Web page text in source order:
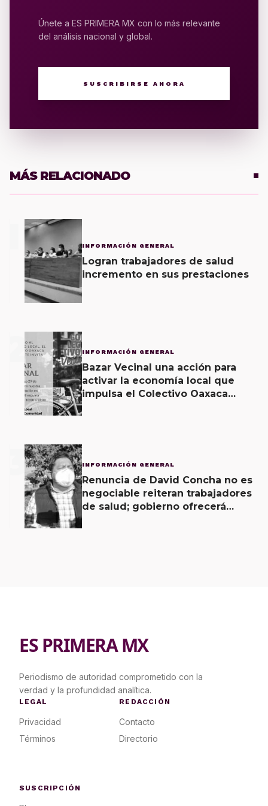
Únete a ES PRIMERA MX con lo más relevante
del análisis nacional y global.
SUSCRIBIRSE AHORA
MÁS RELACIONADO
INFORMACIÓN GENERAL
Logran trabajadores de salud
incremento en sus prestaciones
2 INFORMACIÓN GENERAL
Bazar Vecinal una acción para
activar la economía local que
impulsa el Colectivo Oaxaca
3 INFORMACIÓN GENERAL
Renuncia de David Concha no es
negociable reiteran trabajadores
de salud; gobierno ofrecerá
ES PRIMERA MX
Periodismo de autoridad comprometido con la
verdad y la profundidad analítica.
LEGAL
Privacidad
Términos
REDACCIÓN
Contacto
Directorio
SUSCRIPCIÓN